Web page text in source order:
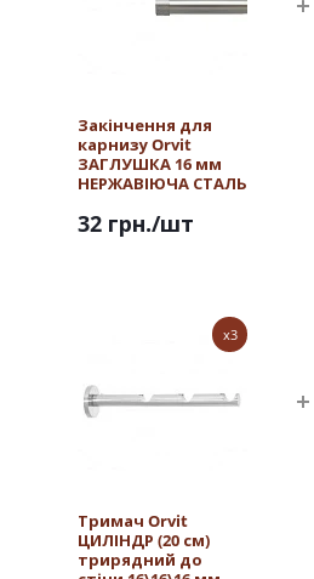
Закінчення для
карнизу Orvit
ЗАГЛУШКА 16 мм
НЕРЖАВІЮЧА СТАЛЬ
32 грн./шт
x3
Тримач Orvit
ЦИЛІНДР (20 см)
трирядний до